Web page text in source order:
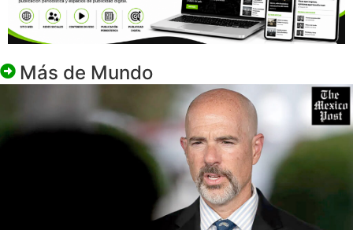
Más de Mundo